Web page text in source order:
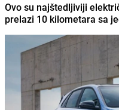
Ovo su najštedljiviji
prelazi 10 kilometara sa